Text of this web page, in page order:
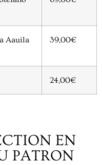
Aauila
39,00€
24,00€
EN
PATRON